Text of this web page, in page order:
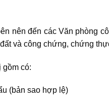
nên đến các Văn phòng
và công chứng, chứng
gồm có:
(bản sao hợp lệ)